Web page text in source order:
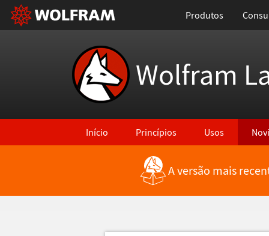
Produtos
Wolfram
Início Princípios Usos
A versão mais